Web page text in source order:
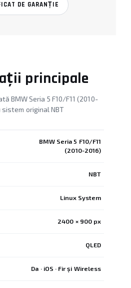
DE GARANȚIE
principale
BMW Seria 5 F10/F11 (2010-
sistem original NBT
BMW Seria 5 F10/F11
(2010-2016)
NBT
Linux System
2400 × 900 px
QLED
Da · iOS · Fir și Wireless